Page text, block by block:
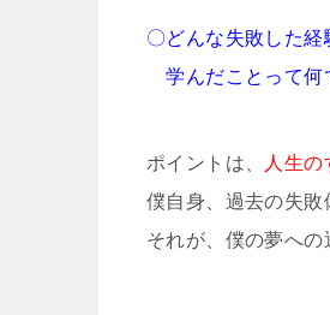
〇どんな失敗した経
学んだことって何
ポイントは、 人生の
僕自身、過去の失敗
それが、僕の夢への